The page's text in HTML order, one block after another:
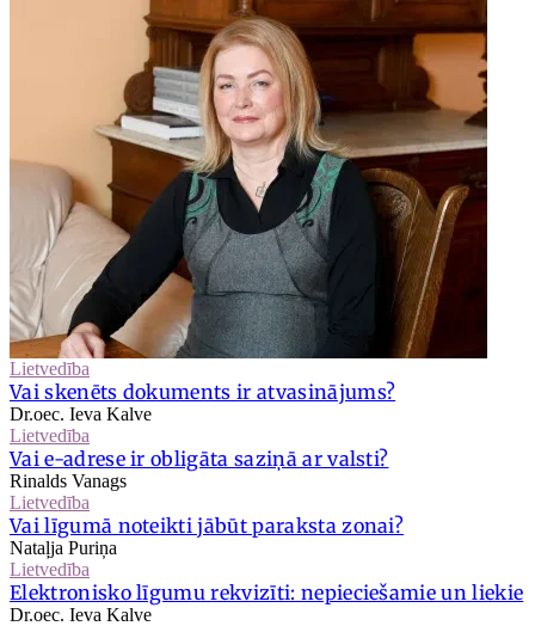
Lietvedība
Vai skenēts dokuments ir atvasinājums?
Dr.oec. Ieva Kalve
Lietvedība
Vai e-adrese ir obligāta saziņā ar valsti?
Rinalds Vanags
Lietvedība
Vai līgumā noteikti jābūt paraksta zonai?
Nataļja Puriņa
Lietvedība
Elektronisko līgumu rekvizīti: nepieciešamie un liekie
Dr.oec. Ieva Kalve